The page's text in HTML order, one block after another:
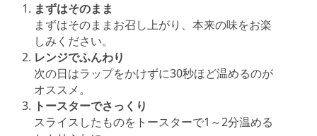
まずはそのまま
まずはそのままお召し上がり、本来の味をお楽
しみください。
レンジでふんわり
次の日はラップをかけずに30秒ほど温めるのが
オススメ。
トースターでさっくり
スライスしたものをトースターで1～2分温める